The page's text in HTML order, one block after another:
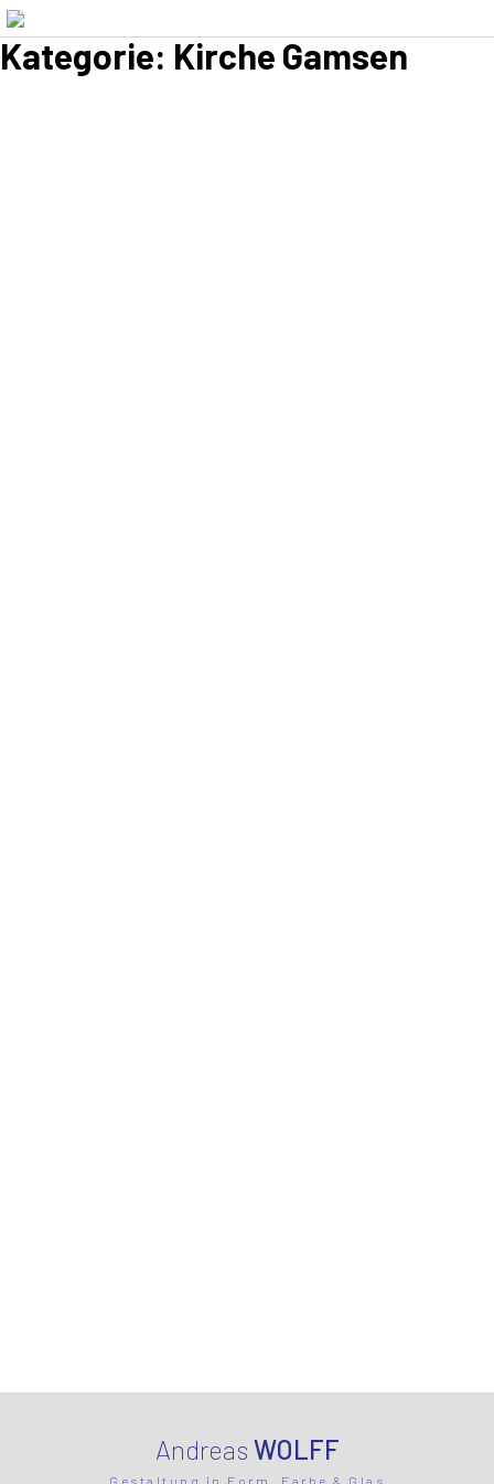
Kategorie: Kirche Gamsen
Andreas WOLFF
Gestaltung in Form, Farbe & Glas